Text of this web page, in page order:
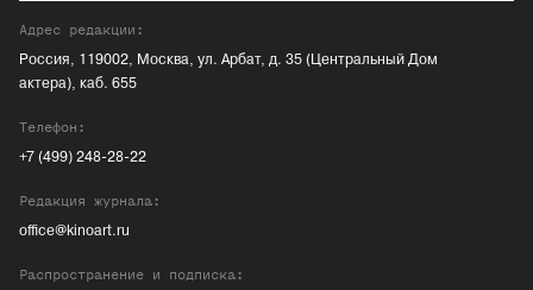
Адрес редакции:
Россия, 119002, Москва, ул. Арбат, д. 35 (Центральный Дом
актера), каб. 655
Телефон:
+7 (499) 248-28-22
Редакция журнала:
office@kinoart.ru
Распространение и подписка: